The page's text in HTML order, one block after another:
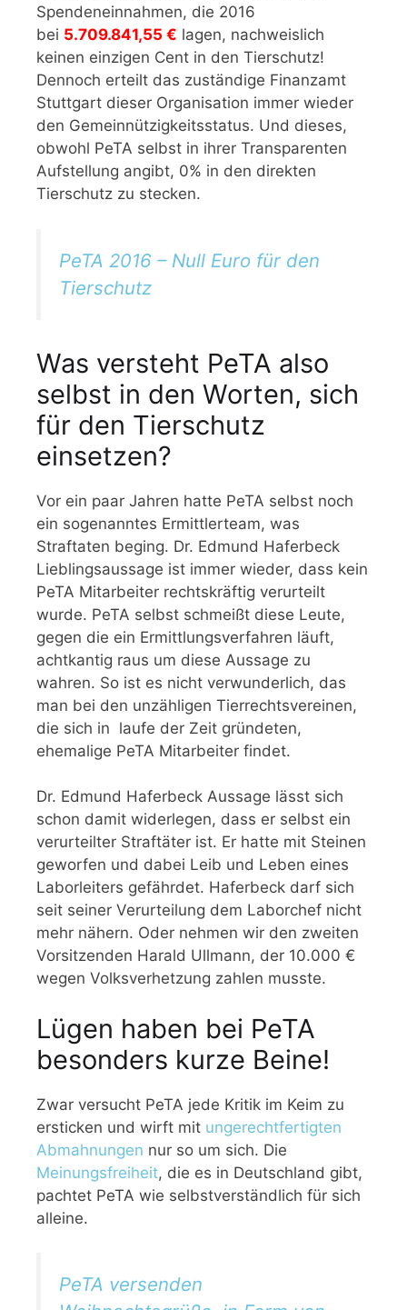
Spendeneinnahmen, die 2016
bei 5.709.841,55 € lagen, nachweislich
keinen einzigen Cent in den Tierschutz!
Dennoch erteilt das zuständige Finanzamt
Stuttgart dieser Organisation immer wieder
den Gemeinnützigkeitsstatus. Und dieses,
obwohl PeTA selbst in ihrer Transparenten
Aufstellung angibt, 0% in den direkten
Tierschutz zu stecken.
PeTA 2016 – Null Euro für den
Tierschutz
Was versteht PeTA also
selbst in den Worten, sich
für den Tierschutz
einsetzen?
Vor ein paar Jahren hatte PeTA selbst noch
ein sogenanntes Ermittlerteam, was
Straftaten beging. Dr. Edmund Haferbeck
Lieblingsaussage ist immer wieder, dass kein
PeTA Mitarbeiter rechtskräftig verurteilt
wurde. PeTA selbst schmeißt diese Leute,
gegen die ein Ermittlungsverfahren läuft,
achtkantig raus um diese Aussage zu
wahren. So ist es nicht verwunderlich, das
man bei den unzähligen Tierrechtsvereinen,
die sich in laufe der Zeit gründeten,
ehemalige PeTA Mitarbeiter findet.
Dr. Edmund Haferbeck Aussage lässt sich
schon damit widerlegen, dass er selbst ein
verurteilter Straftäter ist. Er hatte mit Steinen
geworfen und dabei Leib und Leben eines
Laborleiters gefährdet. Haferbeck darf sich
seit seiner Verurteilung dem Laborchef nicht
mehr nähern. Oder nehmen wir den zweiten
Vorsitzenden Harald Ullmann, der 10.000 €
wegen Volksverhetzung zahlen musste.
Lügen haben bei PeTA
besonders kurze Beine!
Zwar versucht PeTA jede Kritik im Keim zu
ersticken und wirft mit ungerechtfertigten
Abmahnungen nur so um sich. Die
Meinungsfreiheit, die es in Deutschland gibt,
pachtet PeTA wie selbstverständlich für sich
alleine.
PeTA versenden